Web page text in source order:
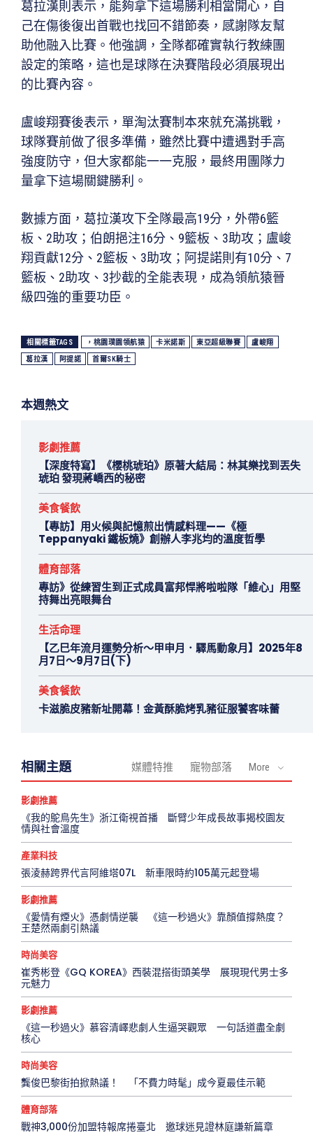
葛拉漢則表示，能夠拿下這場勝利相當開心，自
己在傷後復出首戰也找回不錯節奏，感謝隊友幫
助他融入比賽。他強調，全隊都確實執行教練團
設定的策略，這也是球隊在決賽階段必須展現出
的比賽內容。
盧峻翔賽後表示，單淘汰賽制本來就充滿挑戰，
球隊賽前做了很多準備，雖然比賽中遭遇對手高
強度防守，但大家都能一一克服，最終用團隊力
量拿下這場關鍵勝利。
數據方面，葛拉漢攻下全隊最高19分，外帶6籃
板、2助攻；伯朗挹注16分、9籃板、3助攻；盧峻
翔貢獻12分、2籃板、3助攻；阿提諾則有10分、7
籃板、2助攻、3抄截的全能表現，成為領航猿晉
級四強的重要功臣。
相關標籤TAGS ，桃園璞園領航猿 卡米諾斯 東亞超級聯賽 盧峻翔
葛拉漢 阿提諾 首爾SK騎士
本週熱文
影劇推薦
【深度特寫】《櫻桃琥珀》原著大結局：林其樂找到丟失
琥珀 發現蔣嶠西的秘密
美食餐飲
【專訪】用火候與記憶煎出情感料理——《極
Teppanyaki 鐵板燒》創辦人李兆均的溫度哲學
體育部落
專訪》從練習生到正式成員富邦悍將啦啦隊「維心」用堅
持舞出亮眼舞台
生活命理
【乙巳年流月運勢分析～甲申月．驛馬動象月】2025年8
月7日～9月7日(下)
美食餐飲
卡滋脆皮豬新址開幕！金黃酥脆烤乳豬征服饕客味蕾
相關主題 媒體特推 寵物部落 More
影劇推薦
《我的鴕鳥先生》浙江衛視首播 斷臂少年成長故事揭校園友
情與社會溫度
產業科技
張淩赫跨界代言阿維塔07L 新車限時約105萬元起登場
影劇推薦
《愛情有煙火》憑劇情逆襲 《這一秒過火》靠顏值撐熱度？
王楚然兩劇引熱議
時尚美容
崔秀彬登《GQ KOREA》西裝混搭街頭美學 展現現代男士多
元魅力
影劇推薦
《這一秒過火》慕容清嶧悲劇人生逼哭觀眾 一句話道盡全劇
核心
時尚美容
龔俊巴黎街拍掀熱議！ 「不費力時髦」成今夏最佳示範
體育部落
戰神3,000份加盟特報席捲臺北 邀球迷見證林庭謙新篇章